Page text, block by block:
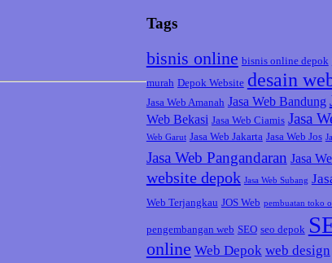
Tags
bisnis online bisnis online depok
murah Depok Website desain
Jasa Web Amanah Jasa Web Bandung
Web Bekasi Jasa Web Ciamis Jasa
Web Garut Jasa Web Jakarta Jasa Web Jos
Jasa Web Pangandaran Jasa
website depok Jasa Web Subang
Web Terjangkau JOS Web pembuatan toko
pengembangan web SEO seo depok
online Web Depok web design